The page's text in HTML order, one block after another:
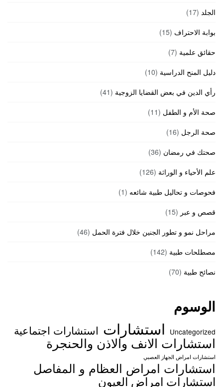
الجلد (17)
بوابة الاحتراف (15)
حقائق علمية (7)
دليل المنح الدراسية (10)
رأي الدين في بعض القضايا الزوجية (41)
صحة الأم و الطفل (11)
صحة الرجل (16)
صحتك في رمضان (36)
علم الأحياء و الوراثة (126)
فحوصات و تحاليل طبية شائعه (1)
قصص و عبر (15)
مراحل نمو و تطور الجنين خلال فترة الحمل (46)
مصطلحات طبية (142)
نصائح طبية (70)
الوسوم
Uncategorized استشارات استشارات اجتماعية
استشارات الانف والاذن والحنجرة
استشارات امراض الجهاز العصبي
استشارات امراض العظام و المفاصل
استشارات امراض العيون